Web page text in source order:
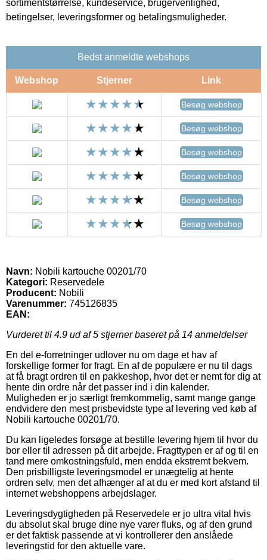
sortimentstørrelse, kundeservice, brugervenlighed,
betingelser, leveringsformer og betalingsmuligheder.
Bedst anmeldte webshops
Webshop Stjerner Link
Besøg webshop
Besøg webshop
Besøg webshop
Besøg webshop
Besøg webshop
Besøg webshop
Navn: Nobili kartouche 00201/70
Kategori: Reservedele
Producent: Nobili
Varenummer: 745126835
EAN:
Vurderet til 4.9 ud af 5 stjerner baseret på 14 anmeldelser
En del e-forretninger udlover nu om dage et hav af
forskellige former for fragt. En af de populære er nu til dags
at få bragt ordren til en pakkeshop, hvor det er nemt for dig at
hente din ordre når det passer ind i din kalender.
Muligheden er jo særligt fremkommelig, samt mange gange
endvidere den mest prisbevidste type af levering ved køb af
Nobili kartouche 00201/70.
Du kan ligeledes forsøge at bestille levering hjem til hvor du
bor eller til adressen på dit arbejde. Fragttypen er af og til en
tand mere omkostningsfuld, men endda ekstremt bekvem.
Den prisbilligste leveringsmodel er unægtelig at hente
ordren selv, men det afhænger af at du er med kort afstand til
internet webshoppens arbejdslager.
Leveringsdygtigheden på Reservedele er jo ultra vital hvis
du absolut skal bruge dine nye varer fluks, og af den grund
er det faktisk passende at vi kontrollerer den anslåede
leveringstid for den aktuelle vare.